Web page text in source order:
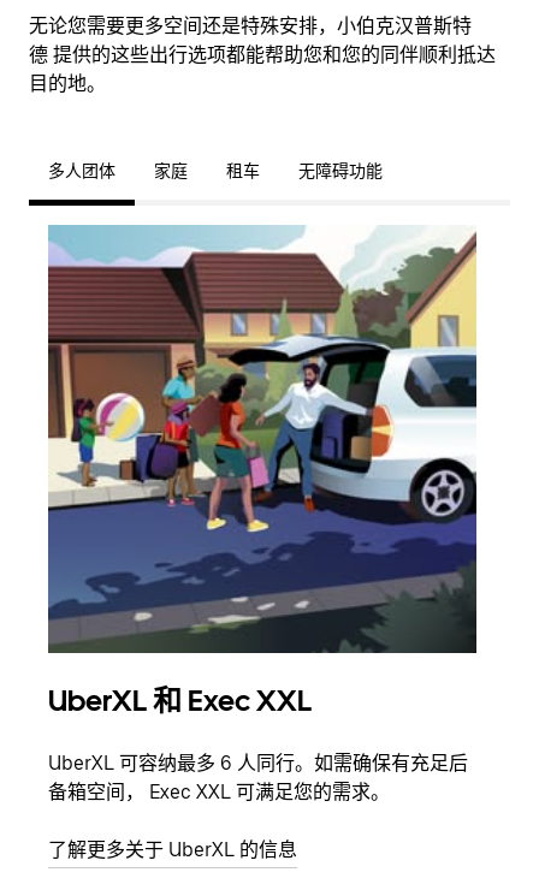
无论您需要更多空间还是特殊安排，小伯克汉普斯特
德 提供的这些出行选项都能帮助您和您的同伴顺利抵达
目的地。
多人团体 家庭 租车 无障碍功能
UberXL 和 Exec XXL
UberXL 可容纳最多 6 人同行。如需确保有充足后
备箱空间， Exec XXL 可满足您的需求。
了解更多关于 UberXL 的信息